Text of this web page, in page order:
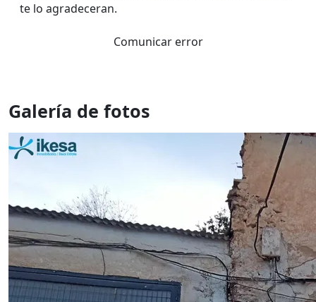
te lo agradeceran.
Comunicar error
Galería de fotos